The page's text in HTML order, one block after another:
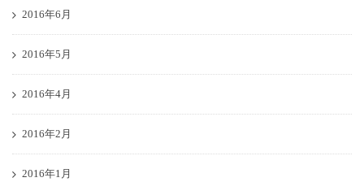
2016年6月
2016年5月
2016年4月
2016年2月
2016年1月